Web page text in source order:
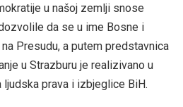
u našoj zemlji snose
da se u ime Bosne i
Presudu, a putem predstavnica
u Strazburu je realizivano u
prava i izbjeglice BiH.